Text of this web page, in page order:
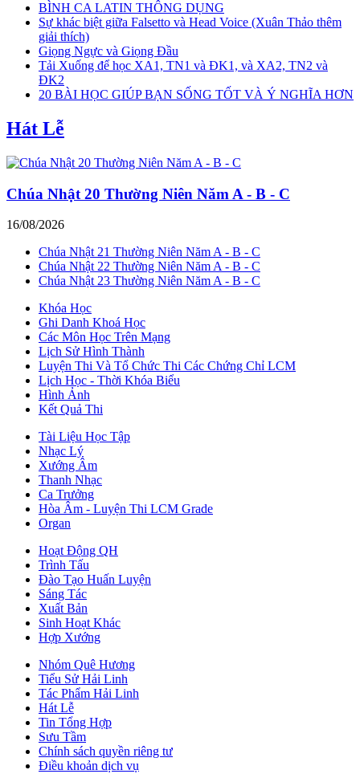
BÌNH CA LATIN THÔNG DỤNG
Sự khác biệt giữa Falsetto và Head Voice (Xuân Thảo thêm
giải thích)
Giọng Ngực và Giọng Đầu
Tải Xuống để học XA1, TN1 và ĐK1, và XA2, TN2 và
ĐK2
20 BÀI HỌC GIÚP BẠN SỐNG TỐT VÀ Ý NGHĨA HƠN
Hát Lễ
Chúa Nhật 20 Thường Niên Năm A - B - C
16/08/2026
Chúa Nhật 21 Thường Niên Năm A - B - C
Chúa Nhật 22 Thường Niên Năm A - B - C
Chúa Nhật 23 Thường Niên Năm A - B - C
Khóa Học
Ghi Danh Khoá Học
Các Môn Học Trên Mạng
Lịch Sử Hình Thành
Luyện Thi Và Tổ Chức Thi Các Chứng Chỉ LCM
Lịch Học - Thời Khóa Biểu
Hình Ảnh
Kết Quả Thi
Tài Liệu Học Tập
Nhạc Lý
Xướng Âm
Thanh Nhạc
Ca Trưởng
Hòa Âm - Luyện Thi LCM Grade
Organ
Hoạt Động QH
Trình Tấu
Đào Tạo Huấn Luyện
Sáng Tác
Xuất Bản
Sinh Hoạt Khác
Hợp Xướng
Nhóm Quê Hương
Tiểu Sử Hải Linh
Tác Phẩm Hải Linh
Hát Lễ
Tin Tổng Hợp
Sưu Tầm
Chính sách quyền riêng tư
Điều khoản dịch vụ